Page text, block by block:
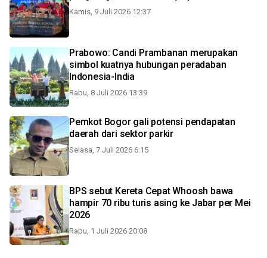
Kamis, 9 Juli 2026 12:37
Prabowo: Candi Prambanan merupakan
simbol kuatnya hubungan peradaban
Indonesia-India
Rabu, 8 Juli 2026 13:39
Pemkot Bogor gali potensi pendapatan
daerah dari sektor parkir
Selasa, 7 Juli 2026 6:15
BPS sebut Kereta Cepat Whoosh bawa
hampir 70 ribu turis asing ke Jabar per Mei
2026
Rabu, 1 Juli 2026 20:08